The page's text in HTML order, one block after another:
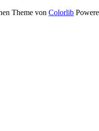
Theme von Colorlib